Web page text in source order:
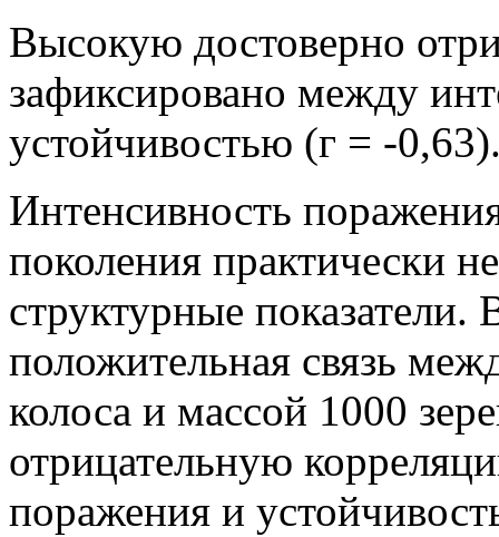
Высокую достоверно
зафиксировано между
устойчивостью (г = -
Интенсивность
поколения практически
структурные
положительная связь
колоса и массой 1000
отрицательную
поражения и